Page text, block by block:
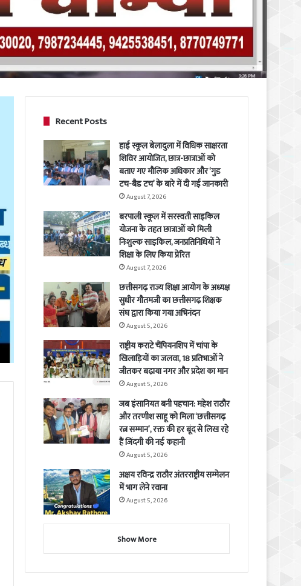
Recent Posts
हाई स्कूल बेलादुला में विधिक साक्षरता
शिविर आयोजित, छात्र-छात्राओं को
बताए गए मौलिक अधिकार और ‘गुड
टच-बैड टच’ के बारे में दी गई जानकारी
August 7, 2026
बरपाली स्कूल में सरस्वती साइकिल
योजना के तहत छात्राओं को मिली
निःशुल्क साइकिल, जनप्रतिनिधियों ने
शिक्षा के लिए किया प्रेरित
August 7, 2026
छत्तीसगढ़ राज्य शिक्षा आयोग के अध्यक्ष
सुधीर गौतमजी का छत्तीसगढ़ शिक्षक
संघ द्वारा किया गया अभिनंदन
August 5, 2026
राष्ट्रीय कराटे चैंपियनशिप में चांपा के
खिलाड़ियों का जलवा, 18 प्रतिभाओं ने
जीतकर बढ़ाया नगर और प्रदेश का मान
August 5, 2026
जब इंसानियत बनी पहचान: महेश राठौर
और तरणीश साहू को मिला ‘छत्तीसगढ़
रत्न सम्मान’, रक्त की हर बूंद से लिख रहे
हैं जिंदगी की नई कहानी
August 5, 2026
अक्षय रविन्द्र राठौर अंतरराष्ट्रीय सम्मेलन
में भाग लेने रवाना
August 5, 2026
Show More